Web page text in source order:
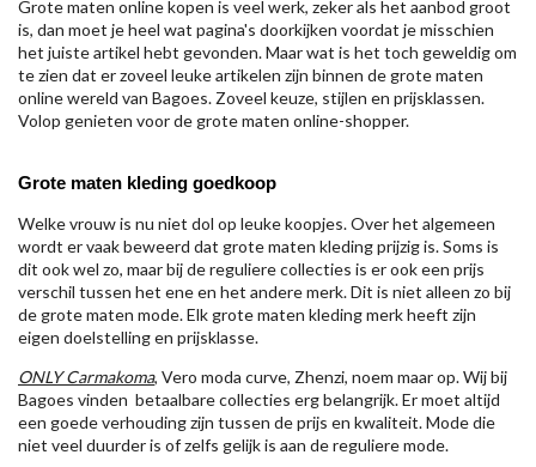
Grote maten online kopen is veel werk, zeker als het aanbod groot
is, dan moet je heel wat pagina's doorkijken voordat je misschien
het juiste artikel hebt gevonden. Maar wat is het toch geweldig om
te zien dat er zoveel leuke artikelen zijn binnen de grote maten
online wereld van Bagoes. Zoveel keuze, stijlen en prijsklassen.
Volop genieten voor de grote maten online-shopper.
Grote maten kleding goedkoop
Welke vrouw is nu niet dol op leuke koopjes. Over het algemeen
wordt er vaak beweerd dat grote maten kleding prijzig is. Soms is
dit ook wel zo, maar bij de reguliere collecties is er ook een prijs
verschil tussen het ene en het andere merk. Dit is niet alleen zo bij
de grote maten mode. Elk grote maten kleding merk heeft zijn
eigen doelstelling en prijsklasse.
ONLY Carmakoma, Vero moda curve, Zhenzi, noem maar op. Wij bij
Bagoes vinden betaalbare collecties erg belangrijk. Er moet altijd
een goede verhouding zijn tussen de prijs en kwaliteit. Mode die
niet veel duurder is of zelfs gelijk is aan de reguliere mode.